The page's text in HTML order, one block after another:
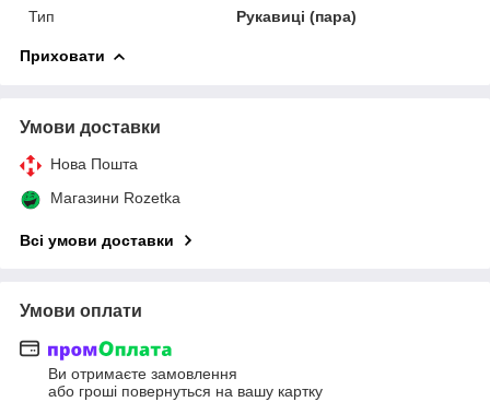
Тип Рукавиці (пара)
Приховати
Умови доставки
Нова Пошта
Магазини Rozetka
Всі умови доставки
Умови оплати
Ви отримаєте замовлення
або гроші повернуться на вашу картку